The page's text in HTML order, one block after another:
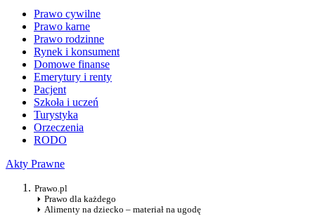
Prawo cywilne
Prawo karne
Prawo rodzinne
Rynek i konsument
Domowe finanse
Emerytury i renty
Pacjent
Szkoła i uczeń
Turystyka
Orzeczenia
RODO
Akty Prawne
Prawo.pl
Prawo dla każdego
Alimenty na dziecko – materiał na ugodę